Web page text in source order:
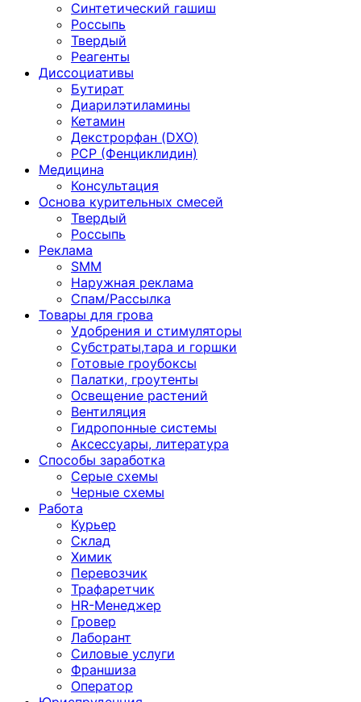
Синтетический гашиш
Россыпь
Твердый
Реагенты
Диссоциативы
Бутират
Диарилэтиламины
Кетамин
Декстрорфан (DXO)
PCP (Фенциклидин)
Медицина
Консультация
Основа курительных смесей
Твердый
Россыпь
Реклама
SMM
Наружная реклама
Спам/Рассылка
Товары для грова
Удобрения и стимуляторы
Субстраты,тара и горшки
Готовые гроубоксы
Палатки, гроутенты
Освещение растений
Вентиляция
Гидропонные системы
Аксессуары, литература
Способы заработка
Серые схемы
Черные схемы
Работа
Курьер
Склад
Химик
Перевозчик
Трафаретчик
HR-Менеджер
Гровер
Лаборант
Силовые услуги
Франшиза
Оператор